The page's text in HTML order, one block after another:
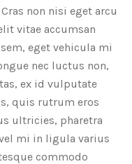
non nisi eget arcu
vitae accumsan
eget vehicula mi
nec luctus non,
ex id vulputate
quis rutrum eros
ultricies, pharetra
mi in ligula varius
commodo